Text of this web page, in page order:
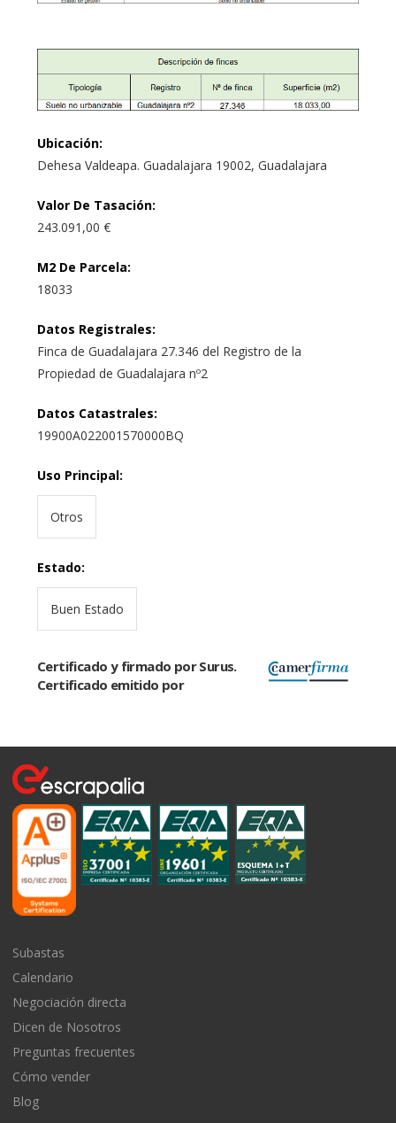
Ubicación:
Dehesa Valdeapa. Guadalajara 19002, Guadalajara
Valor De Tasación:
243.091,00 €
M2 De Parcela:
18033
Datos Registrales:
Finca de Guadalajara 27.346 del Registro de la
Propiedad de Guadalajara nº2
Datos Catastrales:
19900A022001570000BQ
Uso Principal:
Otros
Estado:
Buen Estado
Certificado y firmado por Surus.
Certificado emitido por
Subastas
Calendario
Negociación directa
Dicen de Nosotros
Preguntas frecuentes
Cómo vender
Blog